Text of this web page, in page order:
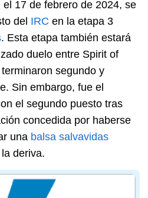
17 de febrero de 2024, se
del IRC en la etapa 3
. Esta etapa también estará
duelo entre Spirit of
segundo y
Sin embargo, fue el
el segundo puesto tras
concedida por haberse
una balsa salvavidas
deriva.